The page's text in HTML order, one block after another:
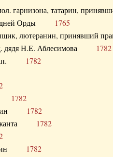
гарнизона, татарин,
Орды 1765
лютеранин, принявший
дядя Н.Е. Аблесимова 1782
1782
1782
1782
1782
1782